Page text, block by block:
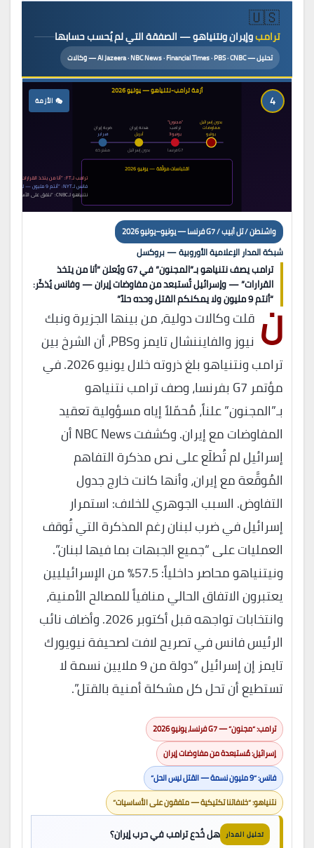
🇺🇸
ترامبوإيران ونتنياهو — الصفقة التي لم يُحسب حسابها
تحليل — Al Jazeera · NBC News · Financial Times · PBS · CNBC — وكالات
أزمة ترامب-نتنياهو — يونيو 2026
فبراير
ضربة إيران
مشتركة
أبريل
هدنة إيران
بدون إسرائيل
يونيو 3
ترامب:
“مجنون!”
G7 فرنسا
يوليو
مفاوضات
بدون إسرائيل
اقتباسات موثّقة — يونيو 2026
ترامب لـFT: “أنا من يتخذ القرارات — كل القرارات”
فانس لـNYT: “أنتم 9 مليون — لا يمكنكم القتل فقط”
نتنياهو لـCNBC: “نتفق على الأساسيات.. خلافاتنا تكتيكية”
4 🎭 الأزمة
واشنطن / تل أبيب / G7 فرنسا — يونيو–يوليو 2026
شبكة المدار الإعلامية الأوروبية — بروكسل
ترامب يصف نتنياهو بـ”المجنون” في G7 ويُعلن “أنا من يتخذ
القرارات” — وإسرائيل تُستبعد من مفاوضات إيران — وفانس يُذكّر:
“أنتم 9 مليون ولا يمكنكم القتل وحده حلاً”
ن قلت وكالات دولية، من بينها الجزيرة ونبك
نيوز والفايننشال تايمز وPBS، أن الشرخ بين
ترامب ونتنياهو بلغ ذروته خلال يونيو 2026. في
مؤتمر G7 بفرنسا، وصف ترامب نتنياهو
بـ”المجنون” علناً، مُحمّلاً إياه مسؤولية تعقيد
المفاوضات مع إيران. وكشفت NBC News أن
إسرائيل لم تُطلَع على نص مذكرة التفاهم
المُوقَّعة مع إيران، وأنها كانت خارج جدول
التفاوض. السبب الجوهري للخلاف: استمرار
إسرائيل في ضرب لبنان رغم المذكرة التي تُوقف
العمليات على “جميع الجبهات بما فيها لبنان”.
ونيتنياهو محاصر داخلياً: 57.5% من الإسرائيليين
يعتبرون الاتفاق الحالي منافياً للمصالح الأمنية،
وانتخابات تواجهه قبل أكتوبر 2026. وأضاف نائب
الرئيس فانس في تصريح لافت لصحيفة نيويورك
تايمز إن إسرائيل “دولة من 9 ملايين نسمة لا
تستطيع أن تحل كل مشكلة أمنية بالقتل”.
ترامب: “مجنون” — G7 فرنسا، يونيو 2026
إسرائيل: مُستبعدة من مفاوضات إيران
فانس: “9 مليون نسمة — القتل ليس الحل”
نتنياهو: “خلافاتنا تكتيكية — متفقون على الأساسيات”
تحليل المدار هل خُدع ترامب في حرب إيران؟